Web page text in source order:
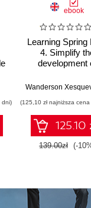
dni)
ebook
Learning Spring
4. Simplify
development
applications
Fourth
(125,10 zł najniższa
125.10
139.00zł (-